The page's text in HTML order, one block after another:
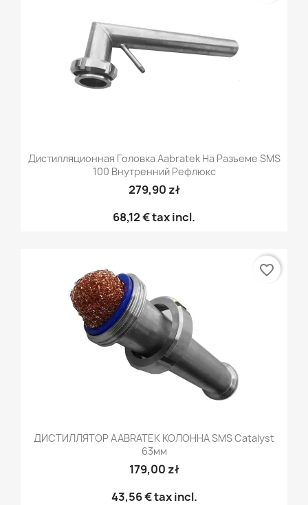
Дистилляционная Головка Aabratek На Разъеме SMS
100 Внутренний Рефлюкс
279,90 zł
68,12 €tax incl.
ДИСТИЛЛЯТОР AABRATEK КОЛОННА SMS Catalyst
63мм
179,00 zł
43,56 €tax incl.
favorite_border